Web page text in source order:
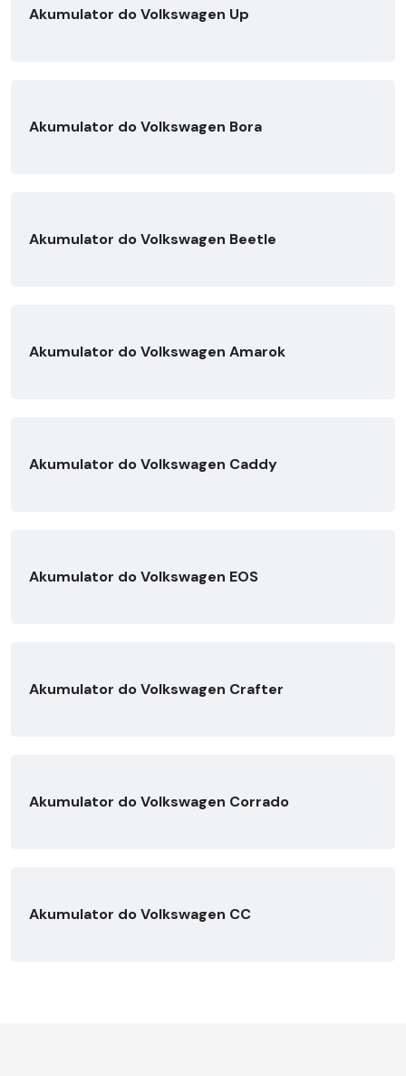
Akumulator do Volkswagen Up
Akumulator do Volkswagen Bora
Akumulator do Volkswagen Beetle
Akumulator do Volkswagen Amarok
Akumulator do Volkswagen Caddy
Akumulator do Volkswagen EOS
Akumulator do Volkswagen Crafter
Akumulator do Volkswagen Corrado
Akumulator do Volkswagen CC